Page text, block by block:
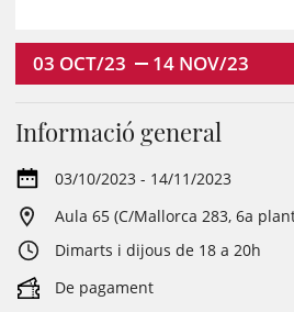
03 OCT/23 14 NOV/23
Informació general
03/10/2023 - 14/11/2023
Aula 65 (C/Mallorca 283, 6a
Dimarts i dijous de 18 a 20h
De pagament